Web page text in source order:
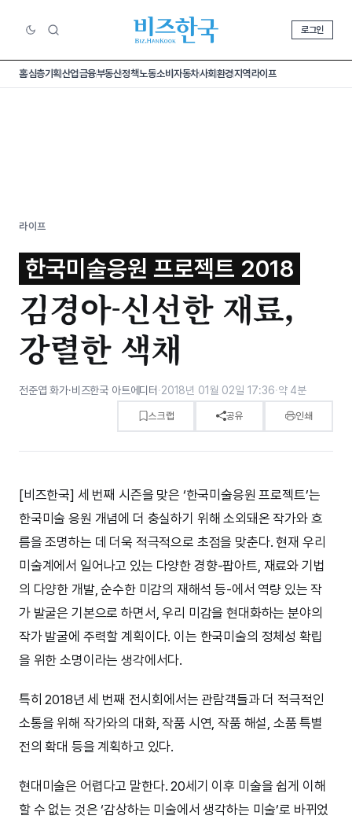
로그인
홈심층기획산업금융부동산정책노동소비 자동차사회환경지역라이프
라이프
한국미술응원 프로젝트 2018
김경아-신선한 재료,
강렬한 색채
전준엽 화가·비즈한국 아트에디터 ·2018년 01월 02일 17:36·약 4분
스크랩 공유 인쇄
[비즈한국] 세 번째 시즌을 맞은 ‘한국미술응원 프로젝트’는
한국미술 응원 개념에 더 충실하기 위해 소외돼온 작가와 흐
름을 조명하는 데 더욱 적극적으로 초점을 맞춘다. 현재 우리
미술계에서 일어나고 있는 다양한 경향-팝아트, 재료와 기법
의 다양한 개발, 순수한 미감의 재해석 등-에서 역량 있는 작
가 발굴은 기본으로 하면서, 우리 미감을 현대화하는 분야의
작가 발굴에 주력할 계획이다. 이는 한국미술의 정체성 확립
을 위한 소명이라는 생각에서다.
특히 2018년 세 번째 전시회에서는 관람객들과 더 적극적인
소통을 위해 작가와의 대화, 작품 시연, 작품 해설, 소품 특별
전의 확대 등을 계획하고 있다.
현대미술은 어렵다고 말한다. 20세기 이후 미술을 쉽게 이해
할 수 없는 것은 ‘감상하는 미술에서 생각하는 미술’로 바뀌었